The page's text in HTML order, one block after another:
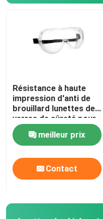
Résistance à haute
impression d'anti de
brouillard lunettes de
verres de sûreté pour
le laboratoire de chimie
meilleur prix
Contact